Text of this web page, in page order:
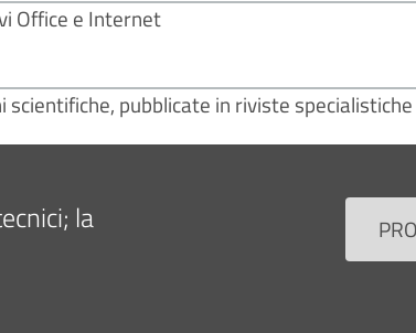
Office e Internet
pubblicate in riviste
chirurgia artroscopica di ginocchio,
la